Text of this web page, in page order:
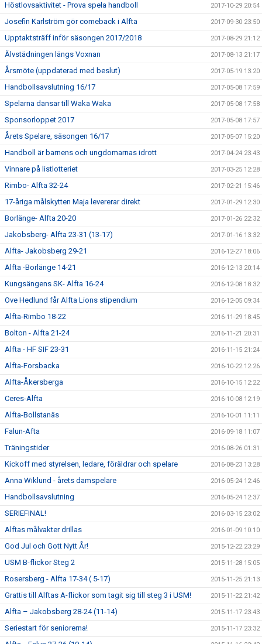
Höstlovsaktivitet - Prova spela handboll 2017-10-29 20:54
Josefin Karlström gör comeback i Alfta 2017-09-30 23:50
Upptaktsträff inför säsongen 2017/2018 2017-08-29 21:12
Älvstädningen längs Voxnan 2017-08-13 21:17
Årsmöte (uppdaterad med beslut) 2017-05-19 13:20
Handbollsavslutning 16/17 2017-05-08 17:59
Spelarna dansar till Waka Waka 2017-05-08 17:58
Sponsorloppet 2017 2017-05-08 17:57
Årets Spelare, säsongen 16/17 2017-05-07 15:20
Handboll är barnens och ungdomarnas idrott 2017-04-24 23:43
Vinnare på listlotteriet 2017-03-25 12:28
Rimbo- Alfta 32-24 2017-02-21 15:46
17-åriga målskytten Maja levererar direkt 2017-01-29 12:30
Borlänge- Alfta 20-20 2017-01-26 22:32
Jakobsberg- Alfta 23-31 (13-17) 2017-01-16 13:32
Alfta- Jakobsberg 29-21 2016-12-27 18:06
Alfta -Borlänge 14-21 2016-12-13 20:14
Kungsängens SK- Alfta 16-24 2016-12-08 18:32
Ove Hedlund får Alfta Lions stipendium 2016-12-05 09:34
Alfta-Rimbo 18-22 2016-11-29 18:45
Bolton - Alfta 21-24 2016-11-21 20:31
Alfta - HF SIF 23-31 2016-11-15 21:24
Alfta-Forsbacka 2016-10-22 12:26
Alfta-Åkersberga 2016-10-15 12:22
Ceres-Alfta 2016-10-08 12:19
Alfta-Bollstanäs 2016-10-01 11:11
Falun-Afta 2016-09-18 11:07
Träningstider 2016-08-26 01:31
Kickoff med styrelsen, ledare, föräldrar och spelare 2016-08-23 13:28
Anna Wiklund - årets damspelare 2016-05-24 12:46
Handbollsavslutning 2016-05-24 12:37
SERIEFINAL! 2016-03-15 23:02
Alftas målvakter drillas 2016-01-09 10:10
God Jul och Gott Nytt År! 2015-12-22 23:29
USM B-flickor Steg 2 2015-11-28 15:05
Rosersberg - Alfta 17-34 ( 5-17) 2015-11-25 21:13
Grattis till Alftas A-flickor som tagit sig till steg 3 i USM! 2015-11-22 21:42
Alfta – Jakobsberg 28-24 (11-14) 2015-11-17 23:43
Seriestart för seniorerna! 2015-11-17 23:32